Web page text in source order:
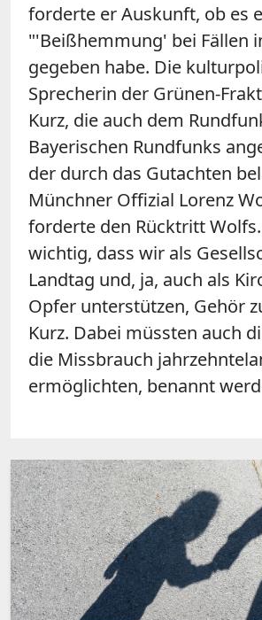
forderte er Auskunft, ob es
"'Beißhemmung' bei Fällen
gegeben habe. Die
Sprecherin der Grünen-
Kurz, die auch dem
Bayerischen Rundfunks
der durch das Gutachten
Münchner Offizial Lorenz
forderte den Rücktritt
wichtig, dass wir als
Landtag und, ja, auch als
Opfer unterstützen, Gehör
Kurz. Dabei müssten auch
die Missbrauch
ermöglichten, benannt